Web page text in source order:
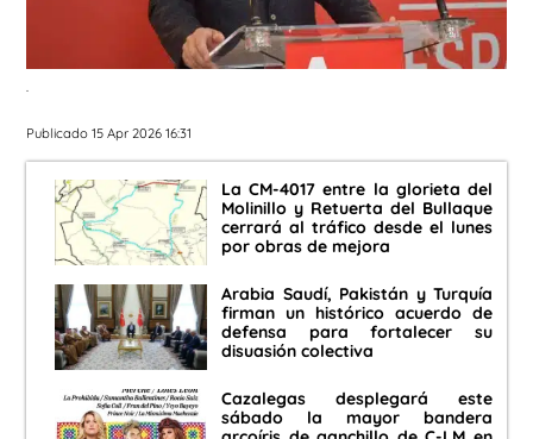
.
Publicado 15 Apr 2026 16:31
La CM-4017 entre la glorieta del
Molinillo y Retuerta del Bullaque
cerrará al tráfico desde el lunes
por obras de mejora
Arabia Saudí, Pakistán y Turquía
firman un histórico acuerdo de
defensa para fortalecer su
disuasión colectiva
Cazalegas desplegará este
sábado la mayor bandera